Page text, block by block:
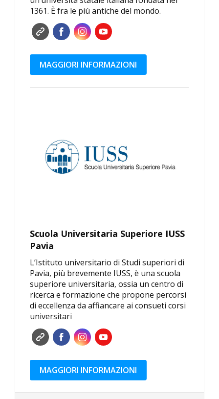
1361. È fra le più antiche del mondo.
MAGGIORI INFORMAZIONI
Scuola Universitaria Superiore IUSS
Pavia
L’Istituto universitario di Studi superiori di
Pavia, più brevemente IUSS, è una scuola
superiore universitaria, ossia un centro di
ricerca e formazione che propone percorsi
di eccellenza da affiancare ai consueti corsi
universitari
MAGGIORI INFORMAZIONI